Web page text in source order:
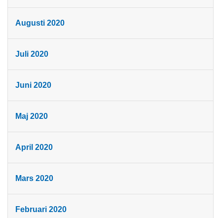
Augusti 2020
Juli 2020
Juni 2020
Maj 2020
April 2020
Mars 2020
Februari 2020